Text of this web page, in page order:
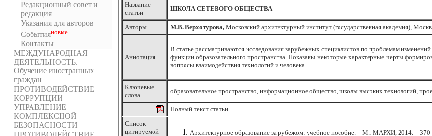
Редакционный совет и
редакция
Указания для авторов
Событияновыe
Контакты
МЕЖДУНАРОДНАЯ
ДЕЯТЕЛЬНОСТЬ.
Обучение иностранных
граждан
ПРОТИВОДЕЙСТВИЕ
КОРРУПЦИИ
УПРАВЛЕНИЕ
КОМПЛЕКСНОЙ
БЕЗОПАСНОСТИ
ПРОТИВОДЕЙСТВИЕ
Название
статьи
ШКОЛА СЕТЕВОГО ОБЩЕСТВА
Авторы М.В. Верхотурова, Московский архитектурный институт (государственная академия),
Аннотация
В статье рассматриваются исследования зарубежных специалистов по проблемам
функции образовательного пространства. Показаны некоторые характерные черты
вопросы взаимодействия технологий и человека.
Ключевые
слова
образовательное пространство, информационное общество, школы высоких технологий,
Полный текст статьи
Список
цитируемой
Архитектурное образование за рубежом: учебное пособие. – М.: МАРХИ, 2014. – 370